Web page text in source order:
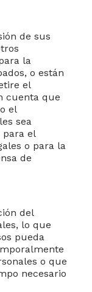
de sus
la
o están
el
cuenta que
el
sea
para el
o para la
de
del
lo que
pueda
o que
necesario